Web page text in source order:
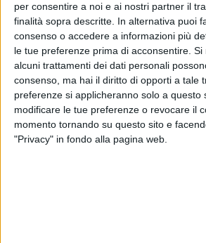
per consentire a noi e ai nostri partner il
finalità sopra descritte. In alternativa puoi
consenso o accedere a informazioni più
le tue preferenze prima di acconsentire. Si
alcuni trattamenti dei dati personali
consenso, ma hai il diritto di opporti a tale
preferenze si applicheranno solo a questo
modificare le tue preferenze o revocare il
momento tornando su questo sito e
"Privacy" in fondo alla pagina web.
“Obsoleta e
flotta refrigerata
LE ALTRE NEWS 18 MAGGIO 2022